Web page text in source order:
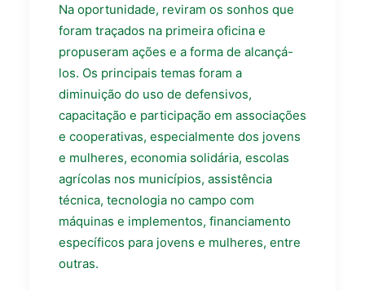
Na oportunidade, reviram os sonhos que
foram traçados na primeira oficina e
propuseram ações e a forma de alcançá-
los. Os principais temas foram a
diminuição do uso de defensivos,
capacitação e participação em associações
e cooperativas, especialmente dos jovens
e mulheres, economia solidária, escolas
agrícolas nos municípios, assistência
técnica, tecnologia no campo com
máquinas e implementos, financiamento
específicos para jovens e mulheres, entre
outras.